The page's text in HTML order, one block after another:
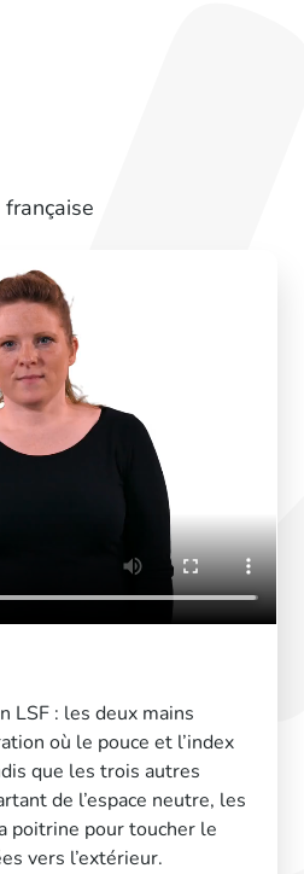
LSF : les deux mains
où le pouce et l’index
que les trois autres
de l’espace neutre, les
poitrine pour toucher le
vers l’extérieur.